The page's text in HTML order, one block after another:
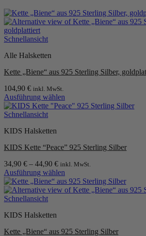
mehrere
Varianten
auf.
Die
Optionen
können
der
gewählt
werden
Schnellansicht
Alle Halsketten
Kette „Biene“ aus 925 Sterling Silber,
104,90 € inkl. MwSt.
Ausführung wählen
Dieses
Produkt
mehrere
auf.
Optionen
können
auf
der
Produktseite
werden
Schnellansicht
KIDS Halsketten
KIDS Kette “Peace” 925 Sterling Silber
34,90 € – 44,90 € inkl. MwSt.
Ausführung wählen
Dieses
Produkt
weist
Varianten
Die
Schnellansicht
KIDS Halsketten
Kette „Biene“ aus 925 Sterling Silber